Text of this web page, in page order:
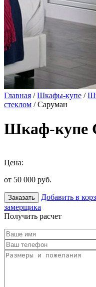
Главная /Шкафы-купе /
стеклом / Саруман
Шкаф-купе
Цена:
от 50 000 руб.
Заказать Добавить в
замерщика
Получить расчет